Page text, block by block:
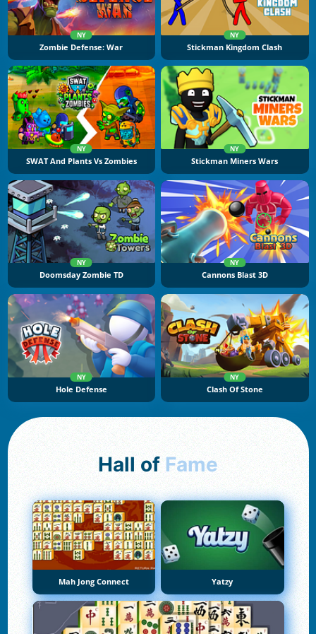
NY
Zombie Defense: War
NY
Stickman Kingdom Clash
NY
SWAT And Plants Vs Zombies
NY
Stickman Miners Wars
NY
Doomsday Zombie TD
NY
Cannons Blast 3D
NY
Hole Defense
NY
Clash Of Stone
Hall of Fame
Mah Jong Connect Yatzy